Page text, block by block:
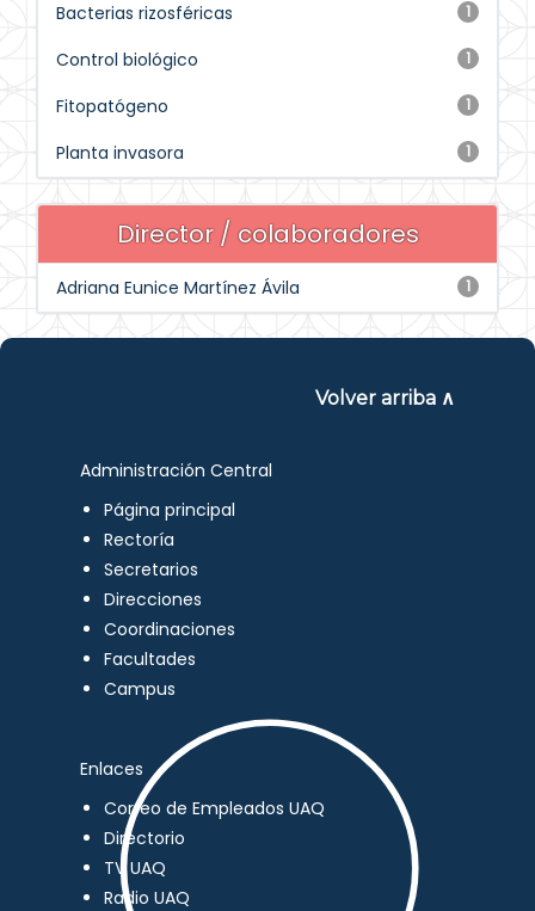
1
Bacterias rizosféricas
1
Control biológico
1
Fitopatógeno
1
Planta invasora
Director / colaboradores
1
Adriana Eunice Martínez Ávila
Volver arriba ∧
Administración Central
Página principal
Rectoría
Secretarios
Direcciones
Coordinaciones
Facultades
Campus
Enlaces
Correo de Empleados UAQ
Directorio
TV UAQ
Radio UAQ